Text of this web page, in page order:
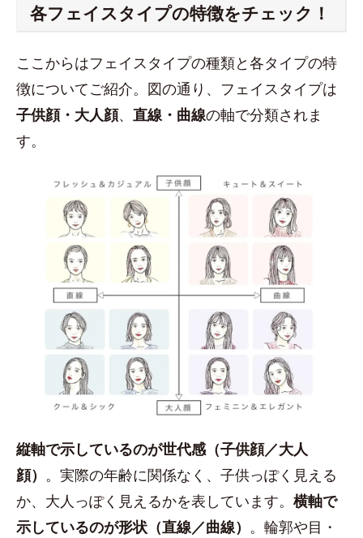
各フェイスタイプの特徴をチェック！
ここからはフェイスタイプの種類と各タイプの特
徴についてご紹介。図の通り、フェイスタイプは
子供顔・大人顔、 直線・曲線の軸で分類されま
す。
縦軸で示しているのが世代感（子供顔／大人
顔） 。実際の年齢に関係なく、子供っぽく見える
か、大人っぽく見えるかを表しています。 横軸で
示しているのが形状（直線／曲線） 。輪郭や目・